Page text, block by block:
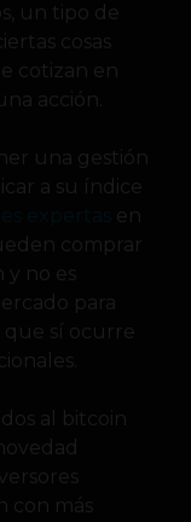
un tipo de
cosas
cotizan en
acción.
una gestión
a su índice
en
comprar
no es
para
que sí ocurre
al bitcoin
con más